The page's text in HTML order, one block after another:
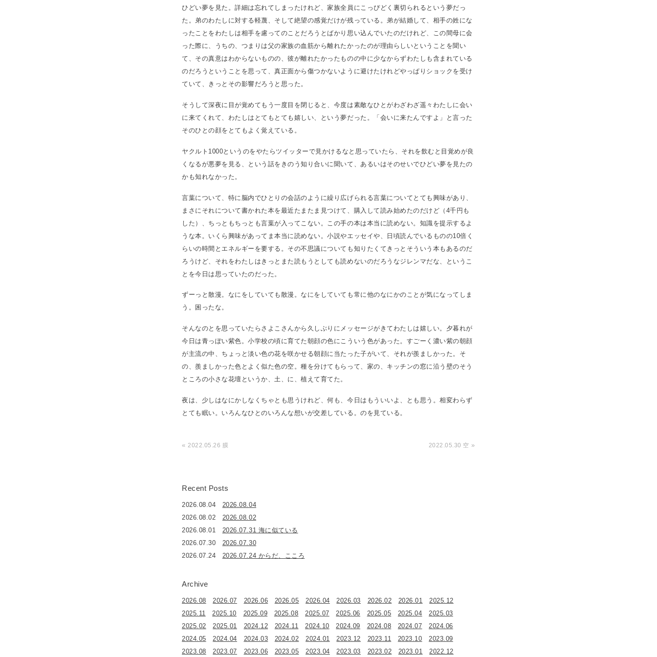
ひどい夢を見た。詳細は忘れてしまったけれど、家族全員にこっぴどく裏切られるという夢だっ
た。弟のわたしに対する軽蔑、そして絶望の感覚だけが残っている。弟が結婚して、相手の姓にな
ったことをわたしは相手を慮ってのことだろうとばかり思い込んでいたのだけれど、この間母に会
った際に、うちの、つまりは父の家族の血筋から離れたかったのが理由らしいということを聞い
て、その真意はわからないものの、彼が離れたかったものの中に少なからずわたしも含まれている
のだろうということを思って、真正面から傷つかないように避けたけれどやっぱりショックを受け
ていて、きっとその影響だろうと思った。
そうして深夜に目が覚めてもう一度目を閉じると、今度は素敵なひとがわざわざ遥々わたしに会い
に来てくれて、わたしはとてもとても嬉しい、という夢だった。「会いに来たんですよ」と言った
そのひとの顔をとてもよく覚えている。
ヤクルト1000というのをやたらツイッターで見かけるなと思っていたら、それを飲むと目覚めが良
くなるが悪夢を見る、という話をきのう知り合いに聞いて、あるいはそのせいでひどい夢を見たの
かも知れなかった。
言葉について、特に脳内でひとりの会話のように繰り広げられる言葉についてとても興味があり、
まさにそれについて書かれた本を最近たまたま見つけて、購入して読み始めたのだけど（4千円も
した）、ちっともちっとも言葉が入ってこない。この手の本は本当に読めない。知識を提示するよ
うな本。いくら興味があってま本当に読めない。小説やエッセイや、日頃読んでいるものの10倍く
らいの時間とエネルギーを要する。その不思議についても知りたくてきっとそういう本もあるのだ
ろうけど、それをわたしはきっとまた読もうとしても読めないのだろうなジレンマだな、というこ
とを今日は思っていたのだった。
ずーっと散漫。なにをしていても散漫。なにをしていても常に他のなにかのことが気になってしま
う。困ったな。
そんなのとを思っていたらさよこさんから久しぶりにメッセージがきてわたしは嬉しい。夕暮れが
今日は青っぽい紫色。小学校の頃に育てた朝顔の色にこういう色があった。すごーく濃い紫の朝顔
が主流の中、ちょっと淡い色の花を咲かせる朝顔に当たった子がいて、それが羨ましかった。そ
の、羨ましかった色とよく似た色の空。種を分けてもらって、家の、キッチンの窓に沿う壁のそう
ところの小さな花壇というか、土、に、植えて育てた。
夜は、少しはなにかしなくちゃとも思うけれど、何も、今日はもういいよ、とも思う。相変わらず
とても眠い。いろんなひとのいろんな想いが交差している。のを見ている。
«2022.05.26 膜 2022.05.30 空 »
Recent Posts
2026.08.04
2026.08.04
2026.08.02
2026.08.02
2026.08.01
2026.07.31 海に似ている
2026.07.30
2026.07.30
2026.07.24
2026.07.24 からだ、こころ
Archive
2026.08 2026.07 2026.06 2026.05 2026.04 2026.03 2026.02 2026.01
2025.12
2025.11
2025.10 2025.09 2025.08 2025.07 2025.06 2025.05 2025.04
2025.03
2025.02
2025.01 2024.12 2024.11 2024.10 2024.09 2024.08 2024.07
2024.06
2024.05
2024.04 2024.03 2024.02 2024.01 2023.12 2023.11 2023.10
2023.09
2023.08
2023.07 2023.06 2023.05 2023.04 2023.03 2023.02 2023.01 2022.12